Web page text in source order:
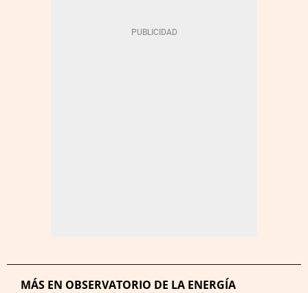
MÁS EN OBSERVATORIO DE LA ENERGÍA